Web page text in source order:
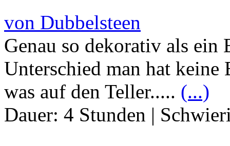
von Dubbelsteen
Genau so dekorativ als ein
Unterschied man hat keine
was auf den Teller..... (...)
Dauer: 4 Stunden |